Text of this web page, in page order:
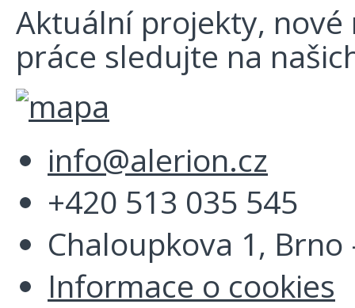
Aktuální projekty, nové
práce sledujte na
info@alerion.cz
+420 513 035 545
Chaloupkova 1,
Informace o cookies